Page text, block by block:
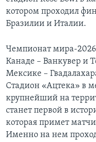
котором проходил
Бразилии и Италии.
Чемпионат мира-2026
Канаде – Ванкувер и
Мексике –
Стадион «Ацтека» в
крупнейший на
станет первой в
которая примет
Именно на нем